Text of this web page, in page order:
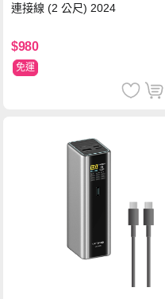
連接線 (2 公尺) 2024
$980
免運